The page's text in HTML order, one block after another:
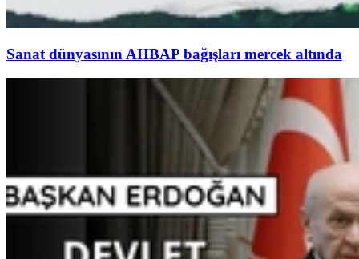
Sanat dünyasının AHBAP bağışları mercek altında